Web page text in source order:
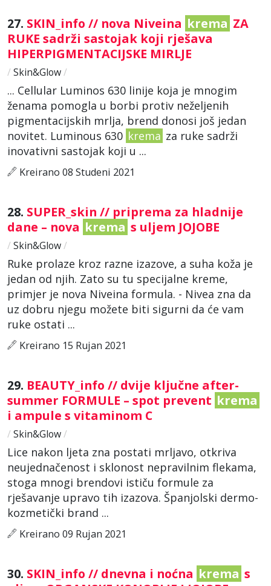
27. SKIN_info // nova Niveina krema ZA
RUKE sadrži sastojak koji rješava
HIPERPIGMENTACIJSKE MIRLJE
/ Skin&Glow/
... Cellular Luminos 630 linije koja je mnogim
ženama pomogla u borbi protiv neželjenih
pigmentacijskih mrlja, brend donosi još jedan
novitet. Luminous 630 krema za ruke sadrži
inovativni sastojak koji u ...
Kreirano 08 Studeni 2021
28. SUPER_skin // priprema za hladnije
dane – nova krema s uljem JOJOBE
/ Skin&Glow/
Ruke prolaze kroz razne izazove, a suha koža je
jedan od njih. Zato su tu specijalne kreme,
primjer je nova Niveina formula. - Nivea zna da
uz dobru njegu možete biti sigurni da će vam
ruke ostati ...
Kreirano 15 Rujan 2021
29. BEAUTY_info // dvije ključne after-
summer FORMULE – spot prevent krema
i ampule s vitaminom C
/ Skin&Glow/
Lice nakon ljeta zna postati mrljavo, otkriva
neujednačenost i sklonost nepravilnim flekama,
stoga mnogi brendovi ističu formule za
rješavanje upravo tih izazova. Španjolski dermo-
kozmetički brand ...
Kreirano 09 Rujan 2021
30. SKIN_info // dnevna i noćna krema s